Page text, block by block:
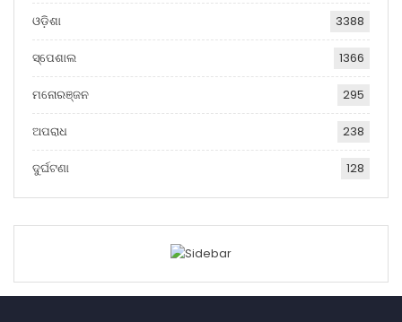
ଓଡ଼ିଶା 3388
ସ୍ପେଶାଲ 1366
ମନୋରଞ୍ଜନ 295
ଅପରାଧ 238
ଦୁର୍ଘଟଣା 128